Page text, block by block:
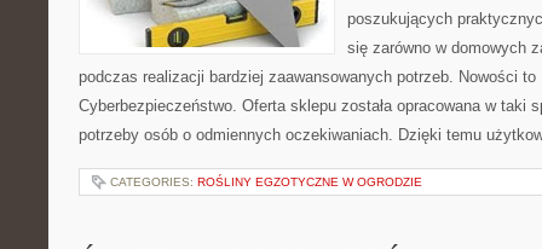
poszukujących
się zarówno w domowych
podczas realizacji bardziej zaawansowanych potrzeb. Nowości to
Cyberbezpieczeństwo. Oferta sklepu została opracowana w taki
potrzeby osób o odmiennych oczekiwaniach. Dzięki temu
CATEGORIES: ROŚLINY EGZOTYCZNE W OGRODZIE